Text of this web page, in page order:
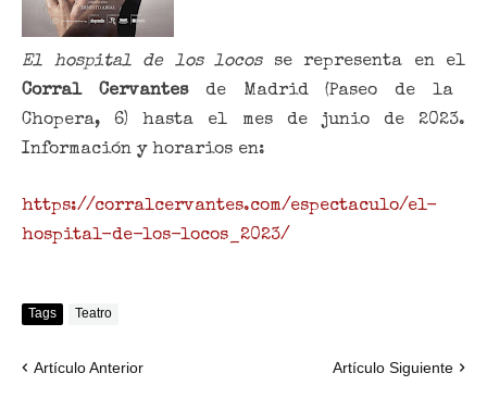
El hospital de los locosse representa en el
Corral Cervantesde Madrid (Paseo de la
Chopera, 6) hasta el mes de junio de 2023.
Información y horarios en:
https://corralcervantes.com/espectaculo/el-
hospital-de-los-locos_2023/
Tags Teatro
Artículo Anterior Artículo Siguiente